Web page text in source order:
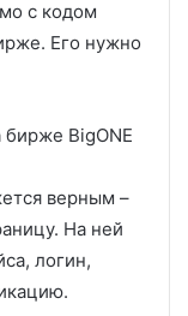
с кодом
Его нужно
верным –
На ней
логин,